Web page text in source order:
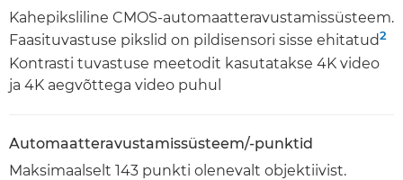
Kahepiksliline CMOS-automaatteravustamissüsteem.
Faasituvastuse pikslid on pildisensori sisse ehitatud2
Kontrasti tuvastuse meetodit kasutatakse 4K video
ja 4K aegvõttega video puhul
Automaatteravustamissüsteem/-punktid
Maksimaalselt 143 punkti olenevalt objektiivist.